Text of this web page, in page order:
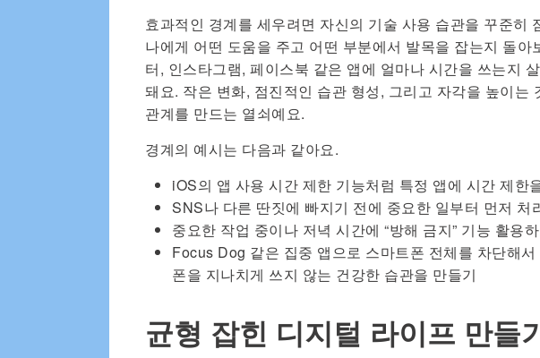
효과적인 경계를 세우려면 자신의 기술 사용 습관을 꾸준히
나에게 어떤 도움을 주고 어떤 부분에서 발목을 잡는지 돌아
터, 인스타그램, 페이스북 같은 앱에 얼마나 시간을 쓰는지
돼요. 작은 변화, 점진적인 습관 형성, 그리고 자각을 높이는
관계를 만드는 열쇠예요.
경계의 예시는 다음과 같아요.
iOS의 앱 사용 시간 제한 기능처럼 특정 앱에 시간 제한
SNS나 다른 딴짓에 빠지기 전에 중요한 일부터 먼저 처
중요한 작업 중이나 저녁 시간에 “방해 금지” 기능 활용
Focus Dog 같은 집중 앱으로 스마트폰 전체를 차단해
폰을 지나치게 쓰지 않는 건강한 습관을 만들기
균형 잡힌 디지털 라이프 만들